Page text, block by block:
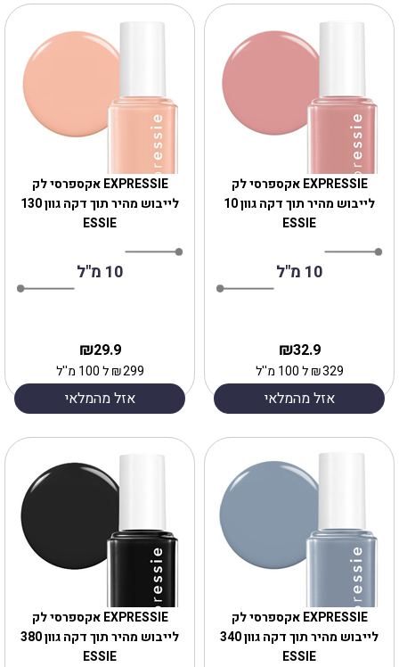
EXPRESSIE אקספרסי לק
לייבוש מהיר תוך דקה גוון 130
ESSIE
10 מ"ל
29.9
₪
299
₪ל 100 מ''ל
אזל מהמלאי
EXPRESSIE אקספרסי לק
לייבוש מהיר תוך דקה גוון 10
ESSIE
10 מ"ל
32.9
₪
329
₪ל 100 מ''ל
אזל מהמלאי
EXPRESSIE אקספרסי לק
לייבוש מהיר תוך דקה גוון 380
ESSIE
EXPRESSIE אקספרסי לק
לייבוש מהיר תוך דקה גוון 340
ESSIE